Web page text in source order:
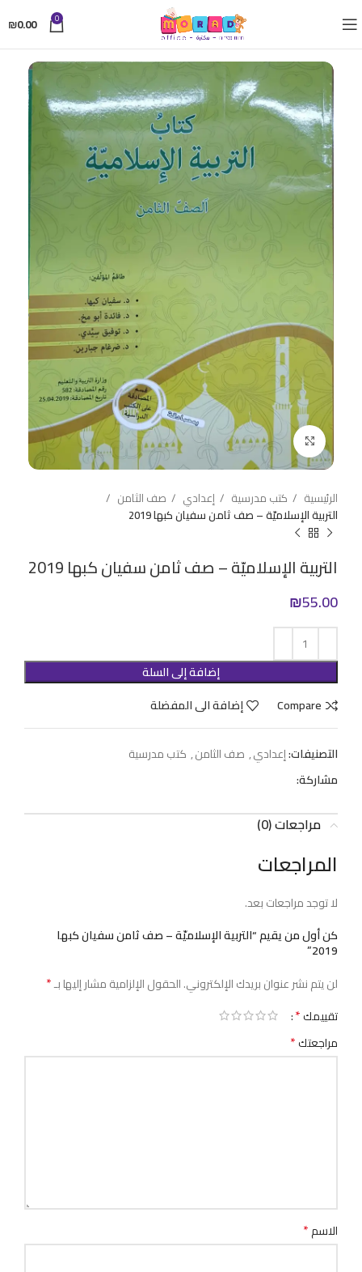
0
₪0.00
Click to enlarge
الرئيسية كتب مدرسية إعدادي
صف الثامن
التربية الإسلاميّة – صف ثامن سفيان كبها 2019
التربية الإسلاميّة – صف ثامن سفيان كبها 2019
₪55.00
إضافة إلى السلة
Compare
إضافة الى المفضلة
التصنيفات:إعدادي, صف الثامن, كتب مدرسية
مشاركة:
مراجعات (0)
المراجعات
لا توجد مراجعات بعد.
كن أول من يقيم “التربية الإسلاميّة – صف ثامن سفيان كبها
2019”
لن يتم نشر عنوان بريدك الإلكتروني.الحقول الإلزامية مشار إليها بـ*
تقييمك*
مراجعتك*
الاسم*